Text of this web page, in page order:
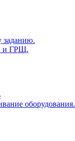
заданию.
и ГРЩ.
оборудования.